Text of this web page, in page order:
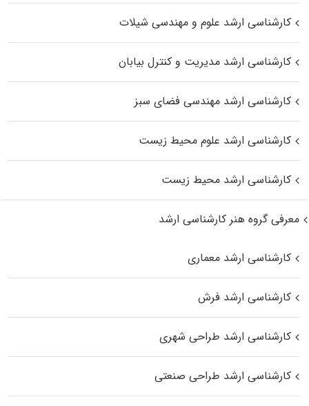
کارشناسی ارشد علوم و مهندسی شیلات
کارشناسی ارشد مدیریت و کنترل بیابان
کارشناسی ارشد مهندسی فضای سبز
کارشناسی ارشد علوم محیط‌ زیست
کارشناسی ارشد محیط زیست
معرفی گروه هنر کارشناسی ارشد
کارشناسی ارشد معماری
کارشناسی ارشد فرش
کارشناسی ارشد طراحی شهری
کارشناسی ارشد طراحی صنعتی